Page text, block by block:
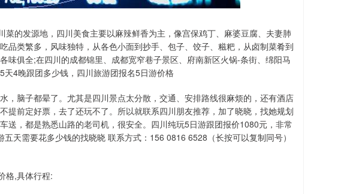
菜的发源地，四川美食主要以麻辣鲜香为主，像宫保鸡丁、麻婆豆腐、夫妻肺
品类繁多，风味独特，从各色小面到抄手、包子、饺子、糍粑，从卤制菜肴到
味俱全;在四川的成都锦里、成都宽窄巷子景区、府南新区火锅-条街、绵阳马
4晚跟团多少钱，四川旅游团报名5日游价格
，脑子都晕了。尤其是四川景点太分散，交通、安排路线很麻烦的，还有酒店
提前定好票，去了还玩不了。所以就联系四川朋友推荐，加了晓晓，找她规划
送，都是熟悉山路的老司机，很安全。四川纯玩5日游跟团报价1080元，非常
天需要花多少钱的找晓晓 联系方式：156 0816 6528（长按可以复制同号）
格,具体行程: